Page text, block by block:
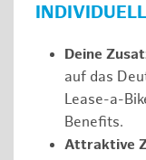
Deine
auf das
Lease-a-
Benefits.
Attraktive